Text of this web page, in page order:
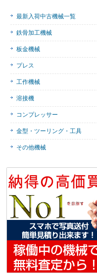
最新入荷中古機械一覧
鉄骨加工機械
板金機械
プレス
工作機械
溶接機
コンプレッサー
金型・ツーリング・工具
その他機械